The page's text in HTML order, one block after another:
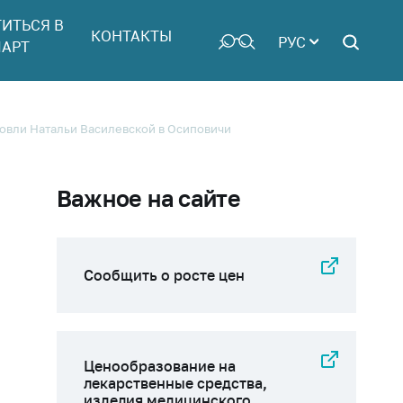
В
КОНТАКТЫ РУС
Натальи Василевской в Осиповичи
Важное на сайте
Сообщить о росте цен
Ценообразование на
лекарственные средства,